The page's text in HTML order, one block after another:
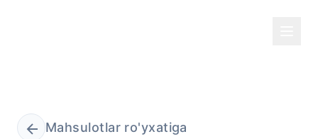
Mahsulotlar ro'yxatiga